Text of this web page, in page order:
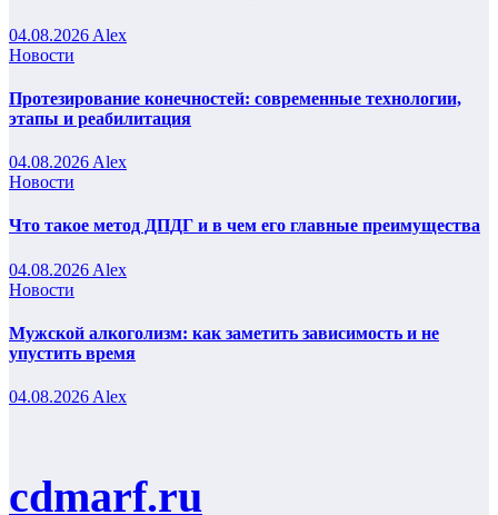
04.08.2026 Alex
Новости
Протезирование конечностей: современные технологии,
этапы и реабилитация
04.08.2026 Alex
Новости
Что такое метод ДПДГ и в чем его главные преимущества
04.08.2026 Alex
Новости
Мужской алкоголизм: как заметить зависимость и не
упустить время
04.08.2026 Alex
cdmarf.ru